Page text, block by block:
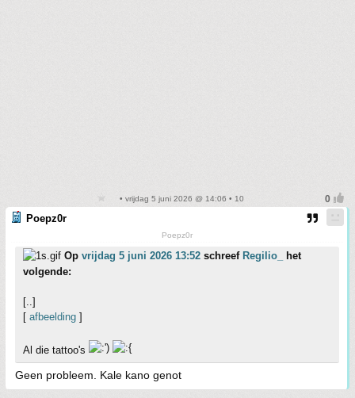
• vrijdag 5 juni 2026 @ 14:06 • 10
Poepz0r
Poepz0r
Op vrijdag 5 juni 2026 13:52 schreef Regilio_
het
volgende:
[..]
[ afbeelding ]
Al die tattoo's
Geen probleem. Kale kano genot